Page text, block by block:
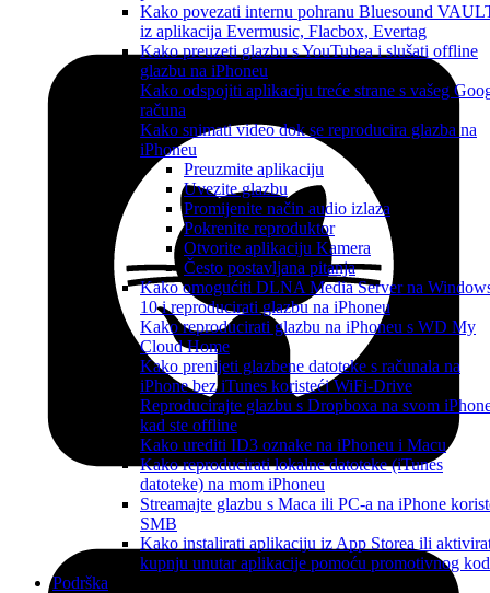
Kako povezati internu pohranu Bluesound
iz aplikacija Evermusic, Flacbox, Evertag
Kako preuzeti glazbu s YouTubea i slušati offline
glazbu na iPhoneu
Kako odspojiti aplikaciju treće strane s vašeg
računa
Kako snimati video dok se reproducira glazba na
iPhoneu
Preuzmite aplikaciju
Uvezite glazbu
Promijenite način audio izlaza
Pokrenite reproduktor
Otvorite aplikaciju Kamera
Često postavljana pitanja
Kako omogućiti DLNA Media Server na
10 i reproducirati glazbu na iPhoneu
Kako reproducirati glazbu na iPhoneu s WD My
Cloud Home
Kako prenijeti glazbene datoteke s računala na
iPhone bez iTunes koristeći WiFi-Drive
Reproducirajte glazbu s Dropboxa na svom
kad ste offline
Kako urediti ID3 oznake na iPhoneu i Macu
Kako reproducirati lokalne datoteke (iTunes
datoteke) na mom iPhoneu
Streamajte glazbu s Maca ili PC-a na iPhone
SMB
Kako instalirati aplikaciju iz App Storea ili
kupnju unutar aplikacije pomoću promotivnog
Podrška